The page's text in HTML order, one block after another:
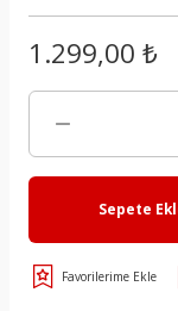
1.299,00 ₺
Sepete